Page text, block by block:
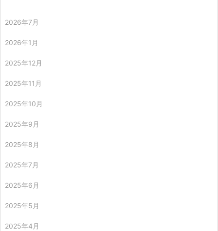
2026年7月
2026年1月
2025年12月
2025年11月
2025年10月
2025年9月
2025年8月
2025年7月
2025年6月
2025年5月
2025年4月